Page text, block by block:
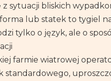
z sytuacji bliskich
lub statek to tygiel
tylko o język, ale o
farmie wiatrowej